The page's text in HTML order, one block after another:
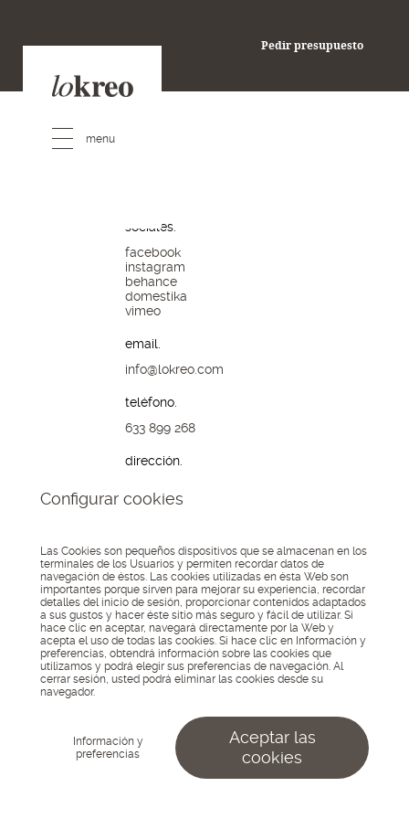
Pedir presupuesto
sociales.
facebook
instagram
behance
domestika
vimeo
email.
info@lokreo.com
teléfono.
633 899 268
dirección.
191
© 2026 Lo Kreo - Estudio
Creativo
Aviso Legal
Política de
privacidad
Política de
cookies
Configurar
cookies
Asociados
a:
Configurar cookies
Las Cookies son pequeños dispositivos que se almacenan en los
terminales de los Usuarios y permiten recordar datos de
navegación de éstos. Las cookies utilizadas en ésta Web son
importantes porque sirven para mejorar su experiencia, recordar
detalles del inicio de sesión, proporcionar contenidos adaptados
a sus gustos y hacer éste sitio más seguro y fácil de utilizar. Si
hace clic en aceptar, navegará directamente por la Web y
acepta el uso de todas las cookies. Si hace clic en Información y
preferencias, obtendrá información sobre las cookies que
utilizamos y podrá elegir sus preferencias de navegación. Al
cerrar sesión, usted podrá eliminar las cookies desde su
navegador.
Información y
preferencias
Aceptar las
cookies